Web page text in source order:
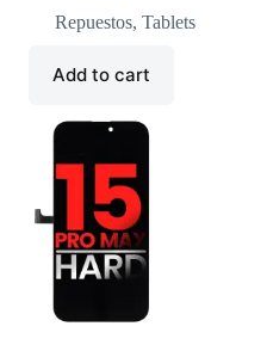
Repuestos, Tablets
Add to cart